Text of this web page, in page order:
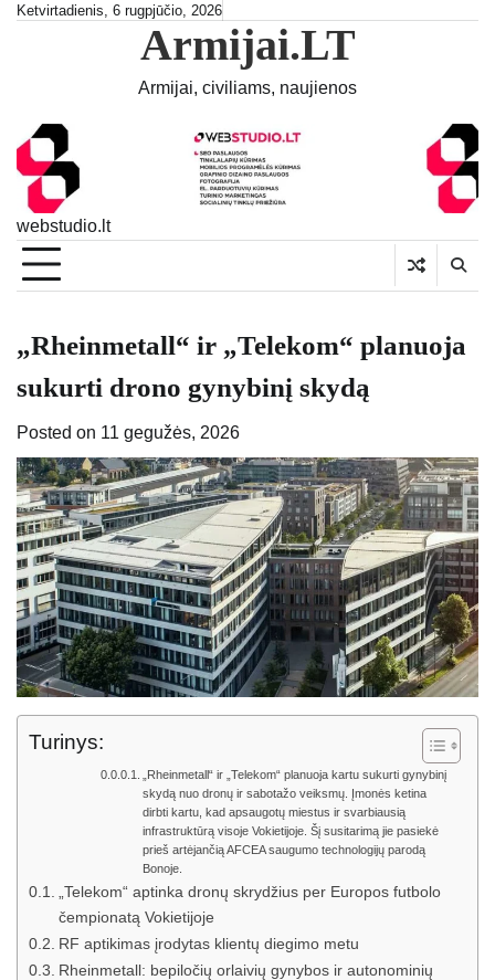
SkipKetvirtadienis, 6 rugpjūčio, 2026
Armijai.LT
Armijai, civiliams, naujienos
webstudio.lt
„Rheinmetall“ ir „Telekom“ planuoja
sukurti drono gynybinį skydą
Posted on 11 gegužės, 2026
Turinys:
„Rheinmetall“ ir „Telekom“ planuoja kartu sukurti gynybinį
skydą nuo dronų ir sabotažo veiksmų. Įmonės ketina
dirbti kartu, kad apsaugotų miestus ir svarbiausią
infrastruktūrą visoje Vokietijoje. Šį susitarimą jie pasiekė
prieš artėjančią AFCEA saugumo technologijų parodą
Bonoje.
„Telekom“ aptinka dronų skrydžius per Europos futbolo
čempionatą Vokietijoje
RF aptikimas įrodytas klientų diegimo metu
Rheinmetall: bepiločių orlaivių gynybos ir autonominių